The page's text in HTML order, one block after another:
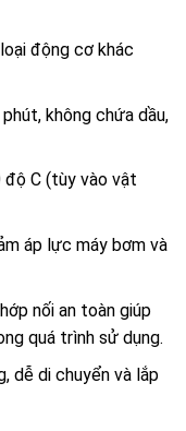
động cơ khác
không chứa dầu,
độ C (tùy vào vật
áp lực máy bơm và
nối an toàn giúp
quá trình sử dụng.
dễ di chuyển và lắp